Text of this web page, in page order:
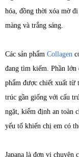
hóa, đồng thời xóa mờ đi
màng và trắng sáng.
Các sản phẩm Collagen
đang tìm kiếm. Phần lớn
phẩm được chiết xuất từ
trúc gần giống với cấu
ngặt, kiểm định an toàn
yếu tố khiến chị em có
Japana là đơn vị chuyên